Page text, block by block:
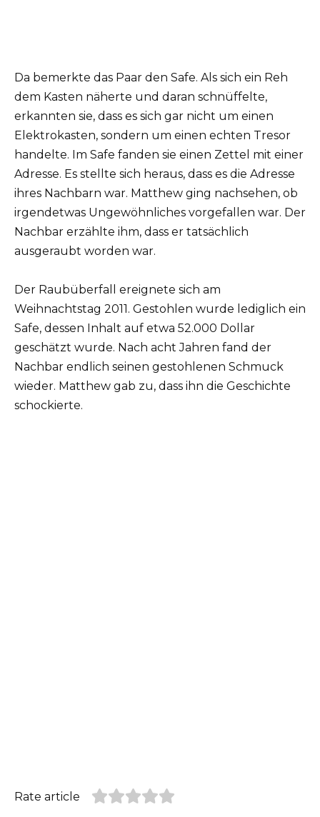
Da bemerkte das Paar den Safe. Als sich ein Reh
dem Kasten näherte und daran schnüffelte,
erkannten sie, dass es sich gar nicht um einen
Elektrokasten, sondern um einen echten Tresor
handelte. Im Safe fanden sie einen Zettel mit einer
Adresse. Es stellte sich heraus, dass es die Adresse
ihres Nachbarn war. Matthew ging nachsehen, ob
irgendetwas Ungewöhnliches vorgefallen war. Der
Nachbar erzählte ihm, dass er tatsächlich
ausgeraubt worden war.
Der Raubüberfall ereignete sich am
Weihnachtstag 2011. Gestohlen wurde lediglich ein
Safe, dessen Inhalt auf etwa 52.000 Dollar
geschätzt wurde. Nach acht Jahren fand der
Nachbar endlich seinen gestohlenen Schmuck
wieder. Matthew gab zu, dass ihn die Geschichte
schockierte.
Rate article